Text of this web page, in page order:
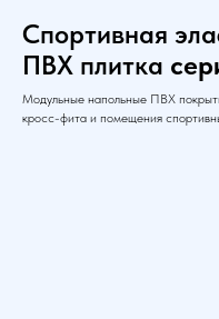
Спортивная
ПВХ плитка
Модульные напольные ПВХ
кросс-фита и помещения